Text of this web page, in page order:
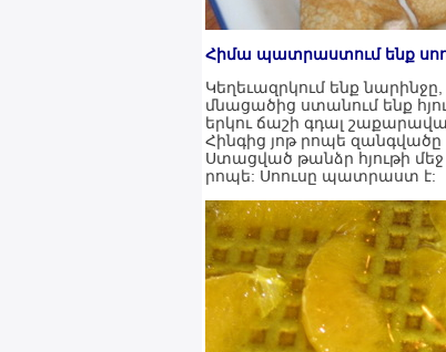
Հիմա պատրաստում ենք
Կեղեւազրկում ենք
մնացածից ստանում ենք
երկու ճաշի գդալ
Հինգից յոթ րոպե
Ստացված թանձր հյութի մեջ
րոպե: Սոուսը պատրաստ է: